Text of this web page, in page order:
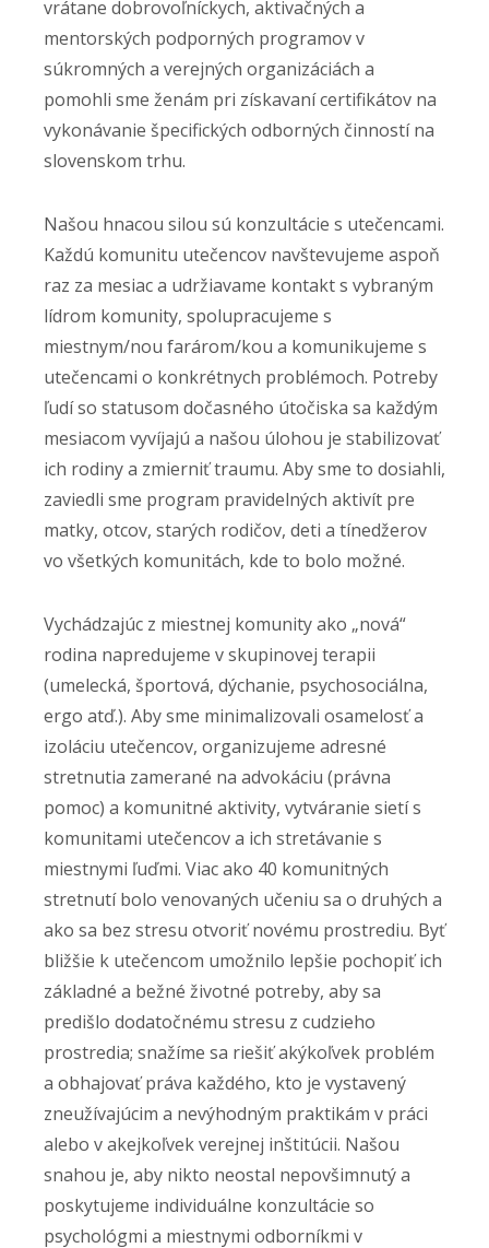
vrátane dobrovoľníckych, aktivačných a
mentorských podporných programov v
súkromných a verejných organizáciách a
pomohli sme ženám pri získavaní certifikátov na
vykonávanie špecifických odborných činností na
slovenskom trhu.
Našou hnacou silou sú konzultácie s utečencami.
Každú komunitu utečencov navštevujeme aspoň
raz za mesiac a udržiavame kontakt s vybraným
lídrom komunity, spolupracujeme s
miestnym/nou farárom/kou a komunikujeme s
utečencami o konkrétnych problémoch. Potreby
ľudí so statusom dočasného útočiska sa každým
mesiacom vyvíjajú a našou úlohou je stabilizovať
ich rodiny a zmierniť traumu. Aby sme to dosiahli,
zaviedli sme program pravidelných aktivít pre
matky, otcov, starých rodičov, deti a tínedžerov
vo všetkých komunitách, kde to bolo možné.
Vychádzajúc z miestnej komunity ako „nová“
rodina napredujeme v skupinovej terapii
(umelecká, športová, dýchanie, psychosociálna,
ergo atď.). Aby sme minimalizovali osamelosť a
izoláciu utečencov, organizujeme adresné
stretnutia zamerané na advokáciu (právna
pomoc) a komunitné aktivity, vytváranie sietí s
komunitami utečencov a ich stretávanie s
miestnymi ľuďmi. Viac ako 40 komunitných
stretnutí bolo venovaných učeniu sa o druhých a
ako sa bez stresu otvoriť novému prostrediu. Byť
bližšie k utečencom umožnilo lepšie pochopiť ich
základné a bežné životné potreby, aby sa
predišlo dodatočnému stresu z cudzieho
prostredia; snažíme sa riešiť akýkoľvek problém
a obhajovať práva každého, kto je vystavený
zneužívajúcim a nevýhodným praktikám v práci
alebo v akejkoľvek verejnej inštitúcii. Našou
snahou je, aby nikto neostal nepovšimnutý a
poskytujeme individuálne konzultácie so
psychológmi a miestnymi odborníkmi v